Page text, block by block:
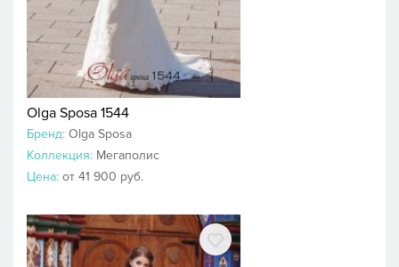
Olga Sposa 1544
Бренд: Olga Sposa
Коллекция: Мегаполис
Цена: от 41 900 руб.